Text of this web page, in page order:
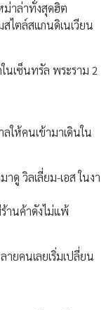
ม่าล่าทั่งสุดฮิต
ไตล์สแกนดิเนเวียน
เซ็นทรัล พระราม 2
ห้คนเข้ามาเดินใน
ดู วิลเลี่ยม-เอส ในงา
านค้าดังไม่แพ้
ยคนเลยเริ่มเปลี่ยน